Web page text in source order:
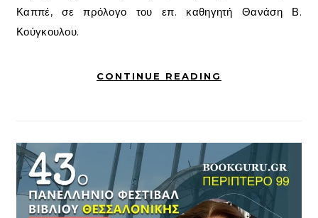
Καππέ, σε πρόλογο του επ. καθηγητή Θανάση Β.
Κούγκουλου.
CONTINUE READING